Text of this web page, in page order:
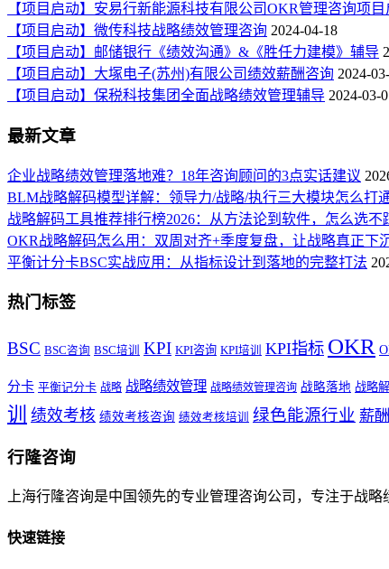
【项目启动】安易行新能源科技有限公司OKR管理咨询项目
【项目启动】微传科技战略绩效管理咨询 2024-04-18
【项目启动】邮储银行《绩效沟通》&《胜任力建模》辅导
【项目启动】大塚电子(苏州)有限公司绩效薪酬咨询 2024-
【项目启动】保税科技集团全面战略绩效管理辅导 2024-03-
最新文章
企业战略绩效管理落地难？18年咨询顾问的3点实话建议
BLM战略解码模型详解：领导力/战略/执行三大模块怎么打
战略解码工具推荐排行榜2026：从方法论到软件，怎么选不
OKR战略解码怎么用：双周对齐+季度复盘，让战略真正下
平衡计分卡BSC实战应用：从指标设计到落地的完整打法
热门标签
BSC BSC咨询 BSC培训 KPI KPI咨询 KPI培训 KPI指标 OKR
分卡 平衡记分卡 战略 战略绩效管理 战略绩效管理咨询 战略落地 战略
训 绩效考核 绩效考核咨询 绩效考核培训 绿色能源行业 薪
行隆咨询
上海行隆咨询是中国领先的专业管理咨询公司，专注于战
快速链接